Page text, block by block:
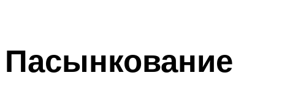
Пасынкование